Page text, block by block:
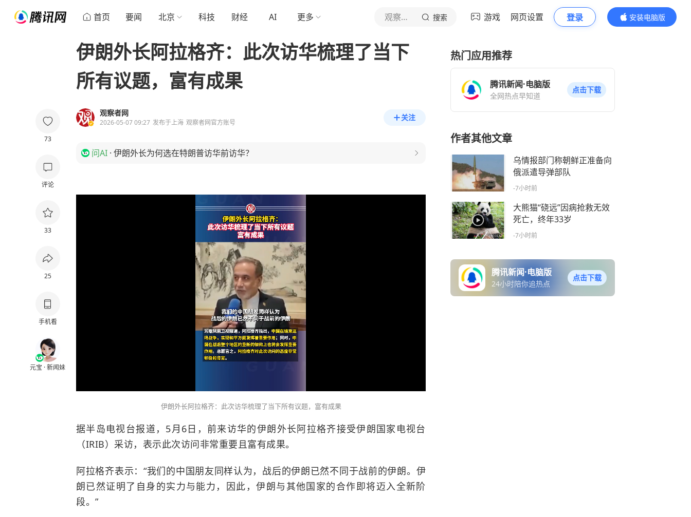
首页 要闻 北京 科技 财经 AI 更多 观察者网 搜索 游戏 网页设置 登录
安装电脑版
内容更精彩
73
评论
33
25
手机看
元宝 · 新闻妹
伊朗外长阿拉格齐：此次访华梳理了当下
所有议题，富有成果
观察者网
2026-05-07 09:27 发布于上海 观察者网官方账号
关注
问AI · 伊朗外长为何选在特朗普访华前访华？
伊朗外长阿拉格齐：此次访华梳理了当下所有议题，富有成果
据半岛电视台报道，5月6日，前来访华的伊朗外长阿拉格齐接受伊朗国家电视台
（IRIB）采访，表示此次访问非常重要且富有成果。
阿拉格齐表示：“我们的中国朋友同样认为，战后的伊朗已然不同于战前的伊朗。伊
朗已然证明了自身的实力与能力，因此，伊朗与其他国家的合作即将迈入全新阶
段。”
热门应用推荐
腾讯新闻·电脑版
全网热点早知道
点击下载
作者其他文章
乌情报部门称朝鲜正准备向
俄派遣导弹部队
-7小时前
大熊猫“硗远”因病抢救无效
死亡，终年33岁
-7小时前
腾讯新闻·电脑版
24小时陪你追热点
点击下载